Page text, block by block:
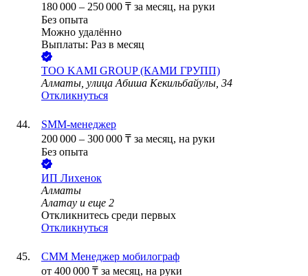
180 000 – 250 000 ₸ за месяц, на руки
Без опыта
Можно удалённо
Выплаты: Раз в месяц
ТОО KAMI GROUP (КАМИ ГРУПП)
Алматы, улица Абиша Кекильбайулы, 34
Откликнуться
SMM-менеджер
200 000 – 300 000 ₸ за месяц, на руки
Без опыта
ИП Лихенок
Алматы
Алатау и еще 2
Откликнитесь среди первых
Откликнуться
СММ Менеджер мобилограф
от 400 000 ₸ за месяц, на руки